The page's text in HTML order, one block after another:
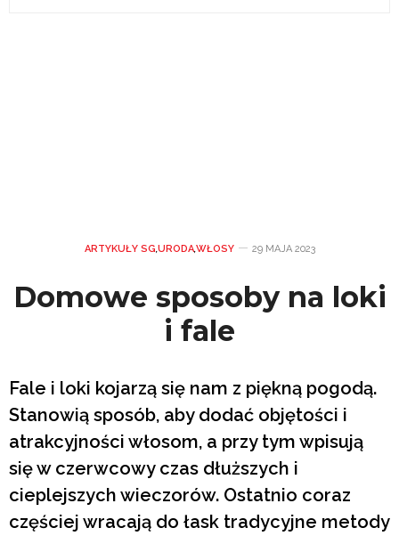
ARTYKUŁY SG,URODA,WŁOSY 29 MAJA 2023
Domowe sposoby na loki
i fale
Fale i loki kojarzą się nam z piękną pogodą.
Stanowią sposób, aby dodać objętości i
atrakcyjności włosom, a przy tym wpisują
się w czerwcowy czas dłuższych i
cieplejszych wieczorów. Ostatnio coraz
częściej wracają do łask tradycyjne metody